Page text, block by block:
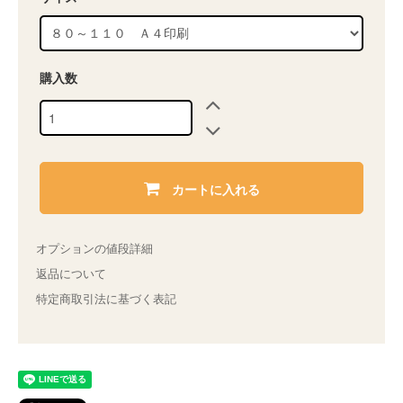
購入数
カートに入れる
オプションの値段詳細
返品について
特定商取引法に基づく表記